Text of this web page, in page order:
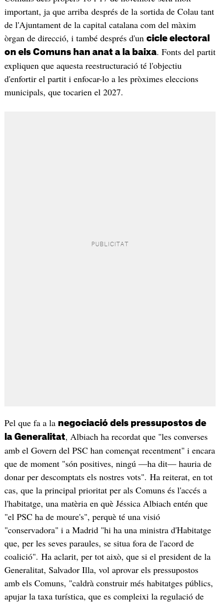
important, ja que arriba després de la sortida de Colau tant
de l'Ajuntament de la capital catalana com del màxim
òrgan de direcció, i també després d'un cicle electoral
on els Comuns han anat a la baixa. Fonts del partit
expliquen que aquesta reestructuració té l'objectiu
d'enfortir el partit i enfocar-lo a les pròximes eleccions
municipals, que tocarien el 2027.
Pel que fa a la negociació dels pressupostos de
la Generalitat, Albiach ha recordat que "les converses
amb el Govern del PSC han començat recentment" i encara
que de moment "són positives, ningú —ha dit— hauria de
donar per descomptats els nostres vots". Ha reiterat, en tot
cas, que la principal prioritat per als Comuns és l'accés a
l'habitatge, una matèria en què Jéssica Albiach entén que
"el PSC ha de moure's", perquè té una visió
"conservadora" i a Madrid "hi ha una ministra d'Habitatge
que, per les seves paraules, se situa fora de l'acord de
coalició". Ha aclarit, per tot això, que si el president de la
Generalitat, Salvador Illa, vol aprovar els pressupostos
amb els Comuns, "caldrà construir més habitatges públics,
apujar la taxa turística, que es compleixi la regulació de